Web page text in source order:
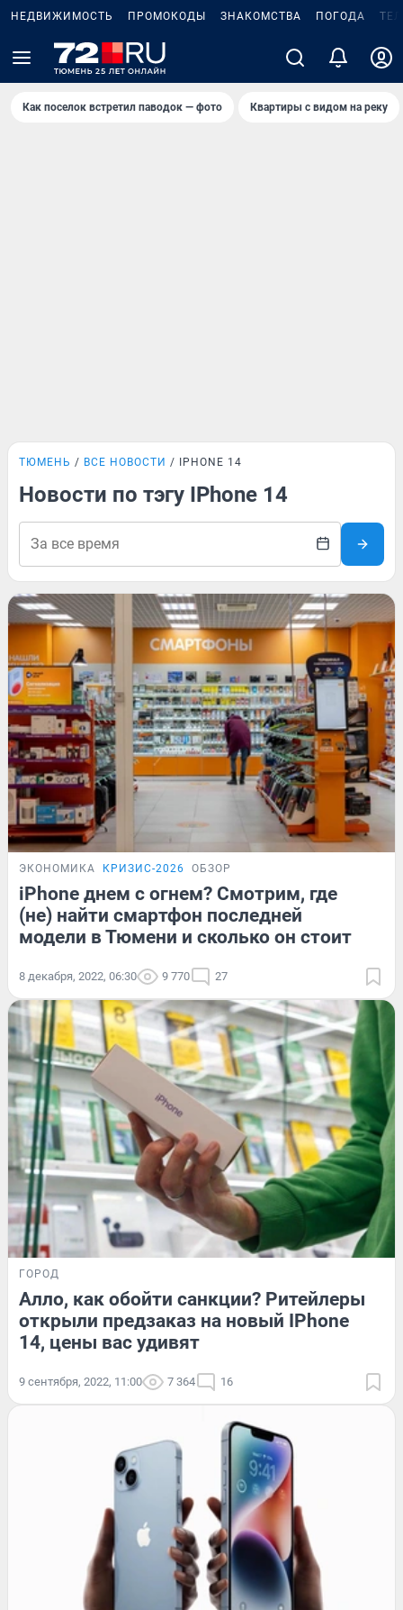
НЕДВИЖИМОСТЬ ПРОМОКОДЫ ЗНАКОМСТВА ПОГОДА
Как поселок встретил паводок — фото Квартиры с видом на реку
ТЮМЕНЬ ВСЕ НОВОСТИ IPHONE 14
Новости по тэгу IPhone 14
ЭКОНОМИКА КРИЗИС-2026 ОБЗОР
iPhone днем с огнем? Смотрим, где
(не) найти смартфон последней
модели в Тюмени и сколько он стоит
8 декабря, 2022, 06:30 9 770 27
ГОРОД
Алло, как обойти санкции? Ритейлеры
открыли предзаказ на новый IPhone
14, цены вас удивят
9 сентября, 2022, 11:00 7 364 16